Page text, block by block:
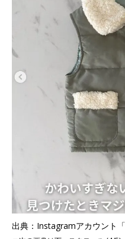
出典：Instagramアカウント